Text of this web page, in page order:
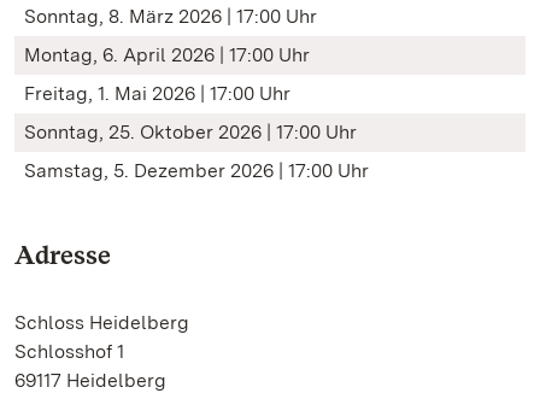
Sonntag, 8. März 2026 | 17:00 Uhr
Montag, 6. April 2026 | 17:00 Uhr
Freitag, 1. Mai 2026 | 17:00 Uhr
Sonntag, 25. Oktober 2026 | 17:00 Uhr
Samstag, 5. Dezember 2026 | 17:00 Uhr
Adresse
Schloss Heidelberg
Schlosshof 1
69117 Heidelberg